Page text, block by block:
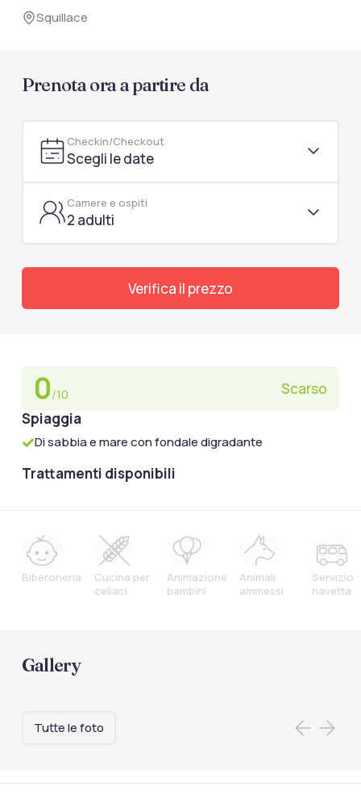
Squillace
Prenota ora a partire da
Checkin/Checkout
Scegli le date
Camere e ospiti
2 adulti
Verifica il prezzo
0/10
Scarso
Spiaggia
Di sabbia e mare con fondale digradante
Trattamenti disponibili
Biberoneria
Cucina per
celiaci
Animazione
bambini
Animali
ammessi
Servizio
navetta
Gallery
Tutte le foto